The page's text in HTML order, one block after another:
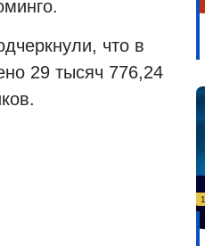
что в
29 тысяч 776,24